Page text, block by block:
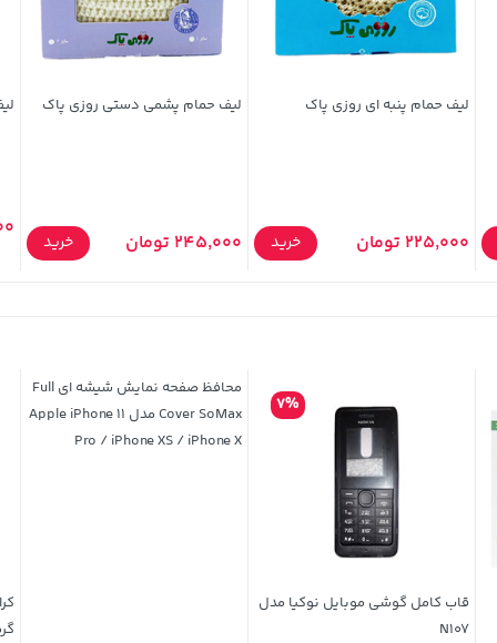
لیف حمام پنبه ای روزی پاک
225,000 تومان خرید
لیف حمام پشمی دستی روزی پاک
245,000 تومان خرید
قاب کامل گوشی موبایل نوکیا مدل
N107
7%
محافظ صفحه نمایش شیشه ای Full
Cover SoMax مدل Apple iPhone 11
Pro / iPhone XS / iPhone X